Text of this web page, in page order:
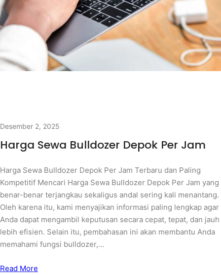
Desember 2, 2025
Harga Sewa Bulldozer Depok Per Jam
Harga Sewa Bulldozer Depok Per Jam Terbaru dan Paling
Kompetitif Mencari Harga Sewa Bulldozer Depok Per Jam yang
benar-benar terjangkau sekaligus andal sering kali menantang.
Oleh karena itu, kami menyajikan informasi paling lengkap agar
Anda dapat mengambil keputusan secara cepat, tepat, dan jauh
lebih efisien. Selain itu, pembahasan ini akan membantu Anda
memahami fungsi bulldozer,…
Read More